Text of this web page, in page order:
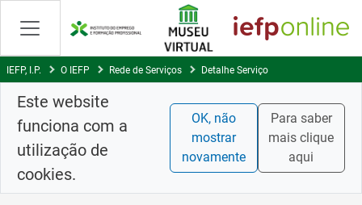
Skip
Content
IEFP, I.P. O IEFP Rede de Serviços Detalhe Serviço
Este website
funciona com a
utilização de
cookies.
OK, não
mostrar
novamente
Para saber
mais clique
aqui